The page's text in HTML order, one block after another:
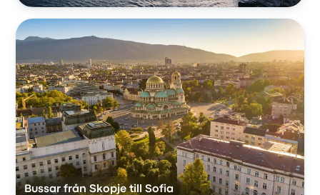
Bussar från Skopje till Sofia